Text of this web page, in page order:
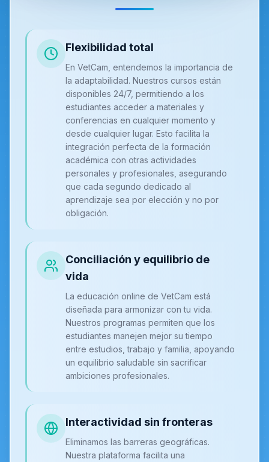
Flexibilidad total
En VetCam, entendemos la importancia de
la adaptabilidad. Nuestros cursos están
disponibles 24/7, permitiendo a los
estudiantes acceder a materiales y
conferencias en cualquier momento y
desde cualquier lugar. Esto facilita la
integración perfecta de la formación
académica con otras actividades
personales y profesionales, asegurando
que cada segundo dedicado al
aprendizaje sea por elección y no por
obligación.
Conciliación y equilibrio de
vida
La educación online de VetCam está
diseñada para armonizar con tu vida.
Nuestros programas permiten que los
estudiantes manejen mejor su tiempo
entre estudios, trabajo y familia, apoyando
un equilibrio saludable sin sacrificar
ambiciones profesionales.
Interactividad sin fronteras
Eliminamos las barreras geográficas.
Nuestra plataforma facilita una